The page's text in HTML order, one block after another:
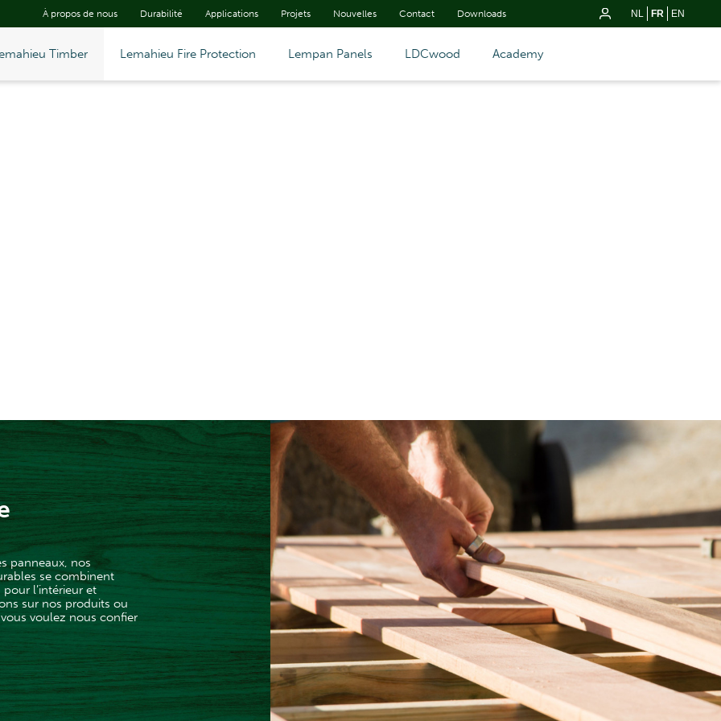
À propos de nous Durabilité Applications Projets Nouvelles Contact Downloads NL FR EN
Timber Lemahieu Fire Protection Lempan Panels LDCwood Academy
panneaux, nos
se combinent
l’intérieur et
sur nos produits ou
voulez nous confier